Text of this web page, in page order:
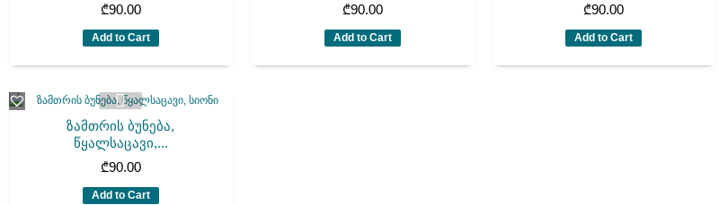
₾90.00
Add to Cart
₾90.00
Add to Cart
₾90.00
Add to Cart
ზამთრის ბუნება,
წყალსაცავი,...
₾90.00
Add to Cart